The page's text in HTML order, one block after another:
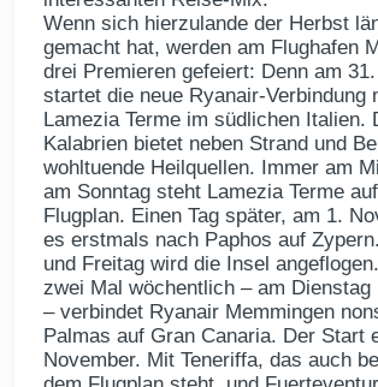
Wenn sich hierzulande der Herbst
gemacht hat, werden am Flughafen
drei Premieren gefeiert: Denn am
startet die neue Ryanair-Verbindung
Lamezia Terme im südlichen Italien.
Kalabrien bietet neben Strand und
wohltuende Heilquellen. Immer am
am Sonntag steht Lamezia Terme
Flugplan. Einen Tag später, am 1.
es erstmals nach Paphos auf
und Freitag wird die Insel
zwei Mal wöchentlich – am Dienstag
– verbindet Ryanair Memmingen
Palmas auf Gran Canaria. Der Start
November. Mit Teneriffa, das auch